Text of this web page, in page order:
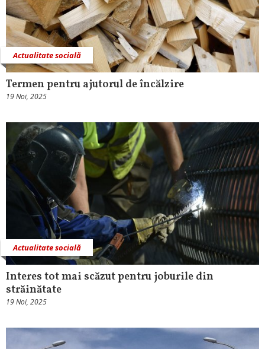
Actualitate socială
Termen pentru ajutorul de încălzire
19 Noi, 2025
Actualitate socială
Interes tot mai scăzut pentru joburile din
străinătate
19 Noi, 2025